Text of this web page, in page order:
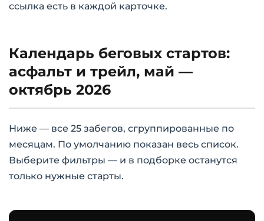
ссылка есть в каждой карточке.
Календарь беговых стартов:
асфальт и трейл, май —
октябрь 2026
Ниже — все 25 забегов, сгруппированные по
месяцам. По умолчанию показан весь список.
Выберите фильтры — и в подборке останутся
только нужные старты.